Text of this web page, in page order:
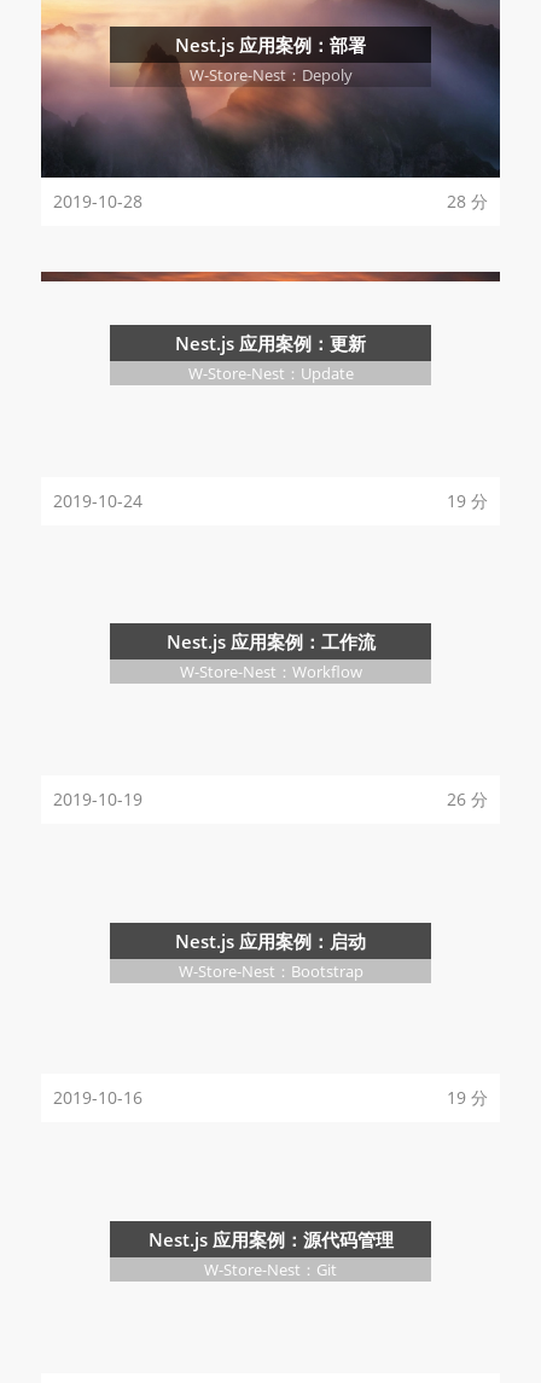
Nest.js 应用案例：部署
W-Store-Nest：Depoly
2019-10-28 28 分
Nest.js 应用案例：更新
W-Store-Nest：Update
2019-10-24 19 分
Nest.js 应用案例：工作流
W-Store-Nest：Workflow
2019-10-19 26 分
Nest.js 应用案例：启动
W-Store-Nest：Bootstrap
2019-10-16 19 分
Nest.js 应用案例：源代码管理
W-Store-Nest：Git